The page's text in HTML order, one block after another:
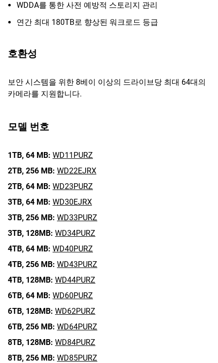
WDDA를 통한 사전 예방적 스토리지 관리
연간 최대 180TB로 향상된 워크로드 등급
호환성
보안 시스템을 위한 8베이 이상의 드라이브당 최대 64대의
카메라를 지원합니다.
모델 번호
1TB, 64 MB: WD11PURZ
2TB, 256 MB: WD22EJRX
2TB, 64 MB: WD23PURZ
3TB, 64 MB: WD30EJRX
3TB, 256 MB: WD33PURZ
3TB, 128MB: WD34PURZ
4TB, 64 MB: WD40PURZ
4TB, 256 MB: WD43PURZ
4TB, 128MB: WD44PURZ
6TB, 64 MB: WD60PURZ
6TB, 128MB: WD62PURZ
6TB, 256 MB: WD64PURZ
8TB, 128MB: WD84PURZ
8TB, 256 MB: WD85PURZ